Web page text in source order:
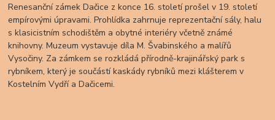
Renesanční zámek Dačice z konce 16. století prošel v 19. století
empírovými úpravami. Prohlídka zahrnuje reprezentační sály, halu
s klasicistním schodištěm a obytné interiéry včetně známé
knihovny. Muzeum vystavuje díla M. Švabinského a malířů
Vysočiny. Za zámkem se rozkládá přírodně-krajinářský park s
rybníkem, který je součástí kaskády rybníků mezi klášterem v
Kostelním Vydří a Dačicemi.